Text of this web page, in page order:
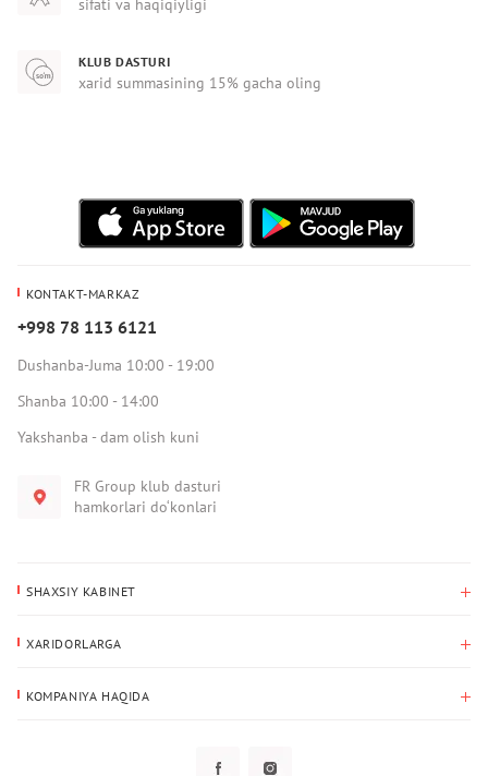
KLUB DASTURI
xarid summasining 15% gacha oling
KONTAKT-MARKAZ
+998 78 113 6121
Dushanba-Juma 10:00 - 19:00
Shanba 10:00 - 14:00
Yakshanba - dam olish kuni
FR Group klub dasturi
hamkorlari do‘konlari
SHAXSIY KABINET
Yetkazib berish manzili
XARIDORLARGA
KOMPANIYA HAQIDA